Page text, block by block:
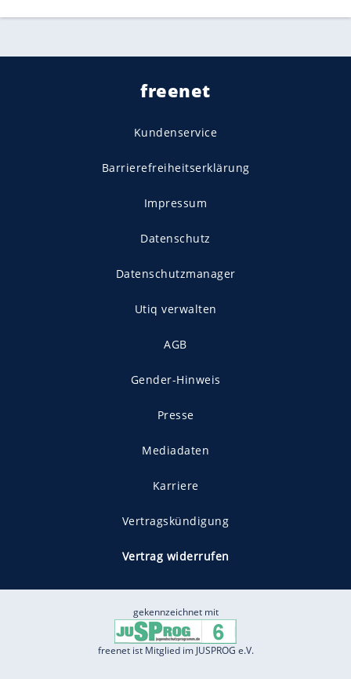
freenet
Kundenservice
Barrierefreiheitserklärung
Impressum
Datenschutz
Datenschutzmanager
Utiq verwalten
AGB
Gender-Hinweis
Presse
Mediadaten
Karriere
Vertragskündigung
Vertrag widerrufen
gekennzeichnet mit
freenet ist Mitglied im JUSPROG e.V.